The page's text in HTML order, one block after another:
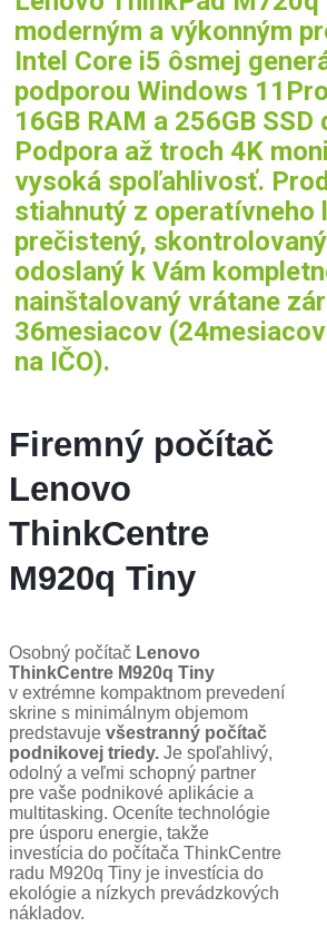
moderným a výkonným
Intel Core i5 ôsmej
podporou Windows
16GB RAM a 256GB SSD
Podpora až troch 4K
vysoká spoľahlivosť.
stiahnutý z operatívneho
prečistený,
odoslaný k Vám
nainštalovaný vrátane
36mesiacov
na IČO).
Firemný počítač
Lenovo
ThinkCentre
M920q Tiny​
Osobný počítač Lenovo
ThinkCentre M920q Tiny
v extrémne kompaktnom prevedení
skrine s minimálnym objemom
predstavuje všestranný počítač
podnikovej triedy. Je spoľahlivý,
odolný a veľmi schopný partner
pre vaše podnikové aplikácie a
multitasking. Oceníte technológie
pre úsporu energie, takže
investícia do počítača ThinkCentre
radu M920q Tiny je investícia do
ekológie a nízkych prevádzkových
nákladov.